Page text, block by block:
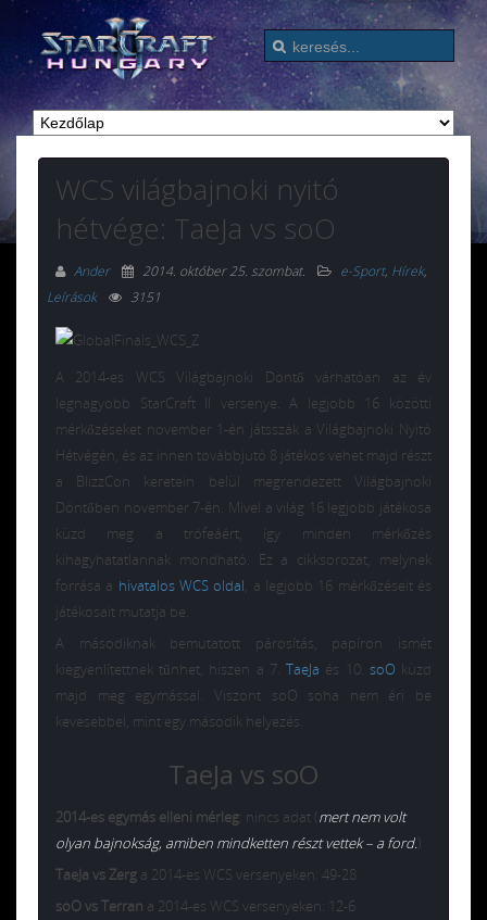
WCS világbajnoki nyitó
hétvége: TaeJa vs soO
Ander 2014. október 25. szombat. e-Sport, Hírek,
Leírások
3151
A 2014-es WCS Világbajnoki Döntő várhatóan az év
legnagyobb StarCraft II versenye. A legjobb 16 közötti
mérkőzéseket november 1-én játsszák a Világbajnoki Nyitó
Hétvégén, és az innen továbbjutó 8 játékos vehet majd részt
a BlizzCon keretein belül megrendezett Világbajnoki
Döntőben november 7-én. Mivel a világ 16 legjobb játékosa
küzd meg a trófeáért, így minden mérkőzés
kihagyhatatlannak mondható. Ez a cikksorozat, melynek
forrása a hivatalos WCS oldal, a legjobb 16 mérkőzéseit és
játékosait mutatja be.
A másodiknak bemutatott párosítás, papíron ismét
kiegyenlítettnek tűnhet, hiszen a 7.TaeJa és 10. soO küzd
majd meg egymással. Viszont soO soha nem éri be
kevesebbel, mint egy második helyezés.
TaeJa vs soO
2014-es egymás elleni mérleg: nincs adat (mert nem volt
olyan bajnokság, amiben mindketten részt vettek – a ford.)
TaeJa vs Zerg a 2014-es WCS versenyeken: 49-28
soO vs Terran a 2014-es WCS versenyeken: 12-6